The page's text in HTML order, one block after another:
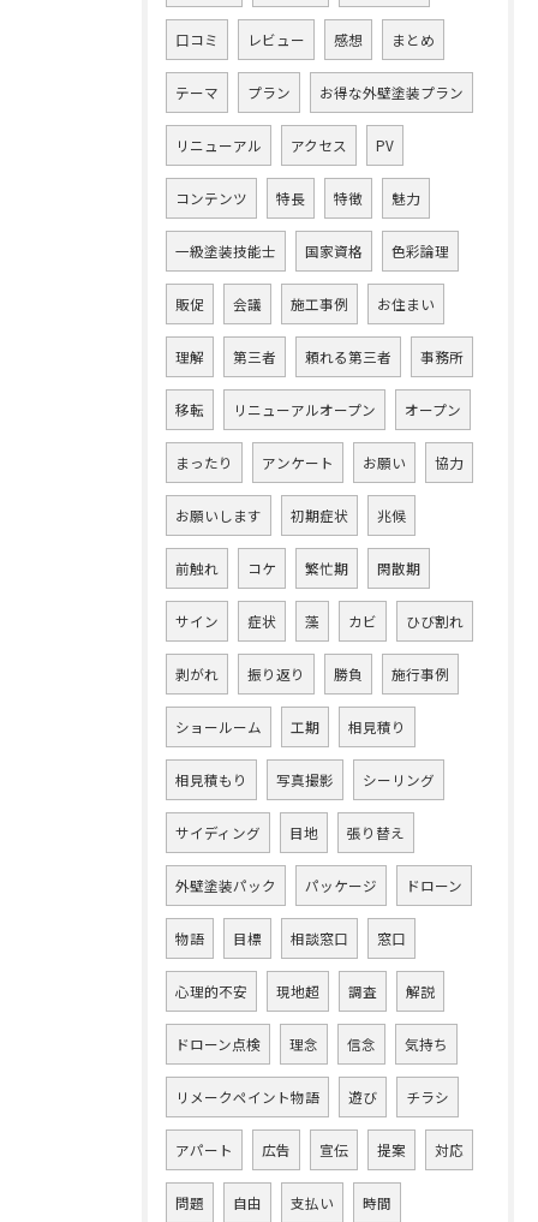
口コミ レビュー 感想 まとめ
テーマ プラン お得な外壁塗装プラン
リニューアル アクセス PV
コンテンツ 特長 特徴 魅力
一級塗装技能士 国家資格 色彩論理
販促 会議 施工事例 お住まい
理解 第三者 頼れる第三者 事務所
移転 リニューアルオープン オープン
まったり アンケート お願い 協力
お願いします 初期症状 兆候
前触れ コケ 繁忙期 閑散期
サイン 症状 藻 カビ ひび割れ
剥がれ 振り返り 勝負 施行事例
ショールーム 工期 相見積り
相見積もり 写真撮影 シーリング
サイディング 目地 張り替え
外壁塗装パック パッケージ ドローン
物語 目標 相談窓口 窓口
心理的不安 現地超 調査 解説
ドローン点検 理念 信念 気持ち
リメークペイント物語 遊び チラシ
アパート 広告 宣伝 提案 対応
問題 自由 支払い 時間